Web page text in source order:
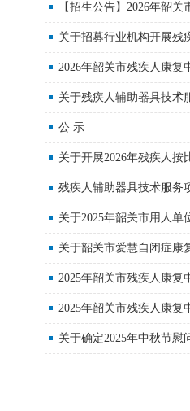
【招生公告】2026年韶
关于招募行业机构开展残
2026年韶关市残疾人康
关于残疾人辅助器具技术
公 示
关于开展2026年残疾人
残疾人辅助器具技术服务
关于2025年韶关市用人单
关于韶关市爱慧自闭症康
2025年韶关市残疾人康复
2025年韶关市残疾人康复
关于确定2025年中秋节